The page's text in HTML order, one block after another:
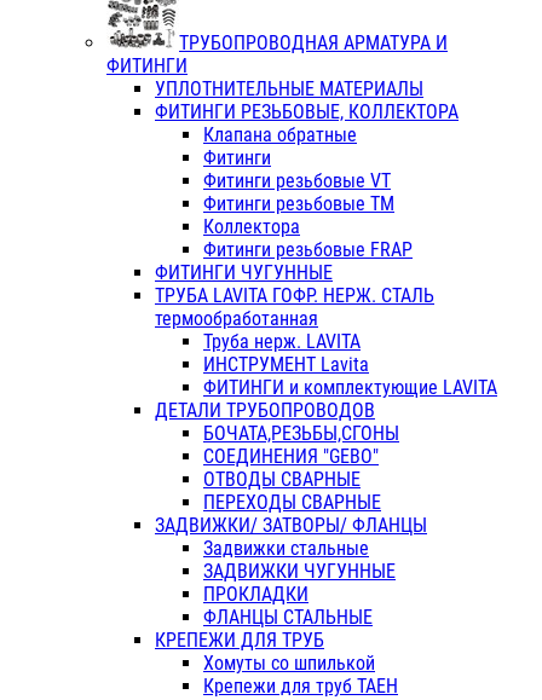
ТРУБОПРОВОДНАЯ АРМАТУРА И
ФИТИНГИ
УПЛОТНИТЕЛЬНЫЕ МАТЕРИАЛЫ
ФИТИНГИ РЕЗЬБОВЫЕ, КОЛЛЕКТОРА
Клапана обратные
Фитинги
Фитинги резьбовые VT
Фитинги резьбовые ТМ
Коллектора
Фитинги резьбовые FRAP
ФИТИНГИ ЧУГУННЫЕ
ТРУБА LAVITA ГОФР. НЕРЖ. СТАЛЬ
термообработанная
Труба нерж. LAVITA
ИНСТРУМЕНТ Lavita
ФИТИНГИ и комплектующие LAVITA
ДЕТАЛИ ТРУБОПРОВОДОВ
БОЧАТА,РЕЗЬБЫ,СГОНЫ
СОЕДИНЕНИЯ "GEBO"
ОТВОДЫ СВАРНЫЕ
ПЕРЕХОДЫ СВАРНЫЕ
ЗАДВИЖКИ/ ЗАТВОРЫ/ ФЛАНЦЫ
Задвижки стальные
ЗАДВИЖКИ ЧУГУННЫЕ
ПРОКЛАДКИ
ФЛАНЦЫ СТАЛЬНЫЕ
КРЕПЕЖИ ДЛЯ ТРУБ
Хомуты со шпилькой
Крепежи для труб ТАЕН